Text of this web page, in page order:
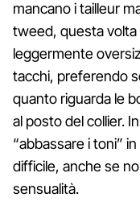
mancano i tailleur
tweed, questa volta
leggermente
tacchi, preferendo
quanto riguarda le
al posto del collier.
“abbassare i toni”
difficile, anche se
sensualità.